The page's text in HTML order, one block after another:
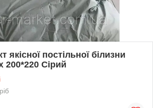
якісної постільної білизни
200*220 Сірий